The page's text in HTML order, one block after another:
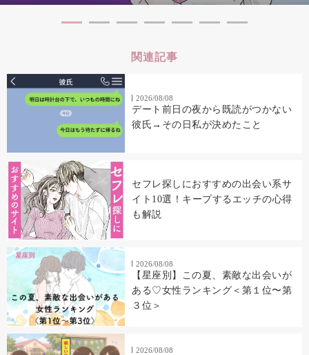
関連記事
2026/08/08
デート前日の夜から既読がつかない
彼氏→その日私が決めたこと
セフレ探しにおすすめの出会い系サ
イト10選！キープするエッチの心得
も解説
2026/08/08
【星座別】この夏、素敵な出会いが
ある♡女性ランキング＜第１位〜第
３位＞
2026/08/08